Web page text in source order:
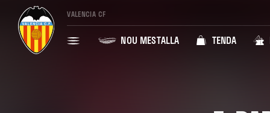
VALENCIA CF
NOU MESTALLA TENDA